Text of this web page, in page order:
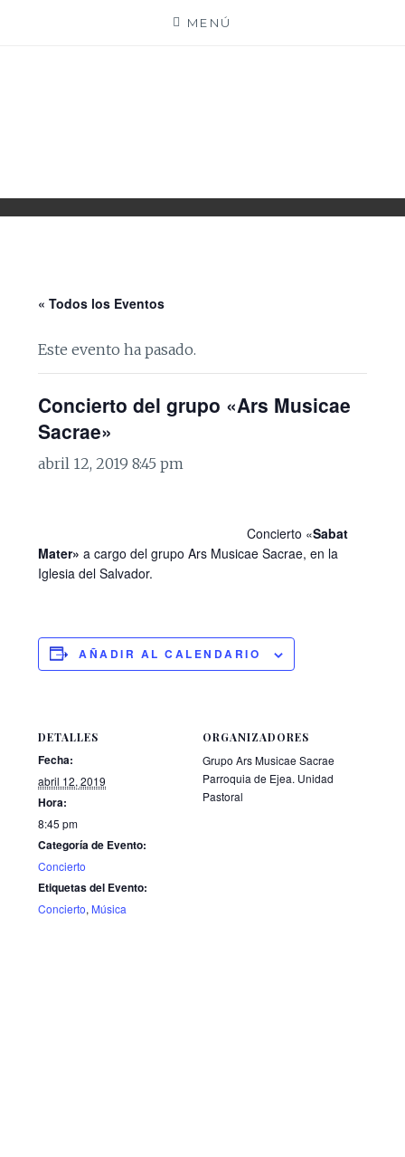
MENÚ
« Todos los Eventos
Este evento ha pasado.
Concierto del grupo «Ars Musicae
Sacrae»
abril 12, 2019 8:45 pm
Concierto «Sabat
Mater» a cargo del grupo Ars Musicae Sacrae, en la
Iglesia del Salvador.
AÑADIR AL CALENDARIO
DETALLES
Fecha:
abril 12, 2019
Hora:
8:45 pm
Categoría de Evento:
Concierto
Etiquetas del Evento:
Concierto, Música
ORGANIZADORES
Grupo Ars Musicae Sacrae
Parroquia de Ejea. Unidad
Pastoral